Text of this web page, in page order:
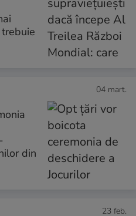
04 mart.
din
23 feb.